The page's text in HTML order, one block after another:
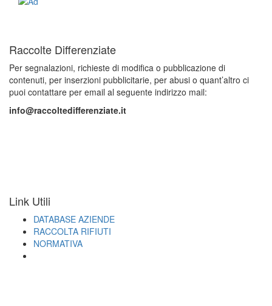
Raccolte Differenziate
Per segnalazioni, richieste di modifica o pubblicazione di
contenuti, per inserzioni pubblicitarie, per abusi o quant’altro ci
puoi contattare per email al seguente indirizzo mail:
info@raccoltedifferenziate.it
Link Utili
DATABASE AZIENDE
RACCOLTA RIFIUTI
NORMATIVA